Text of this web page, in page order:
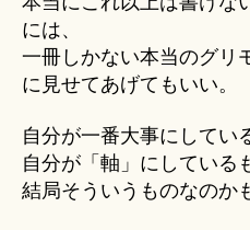
には、
一冊しかない本当のグリ
に見せてあげてもいい。
自分が一番大事にしてい
自分が「軸」にしている
結局そういうものなのか